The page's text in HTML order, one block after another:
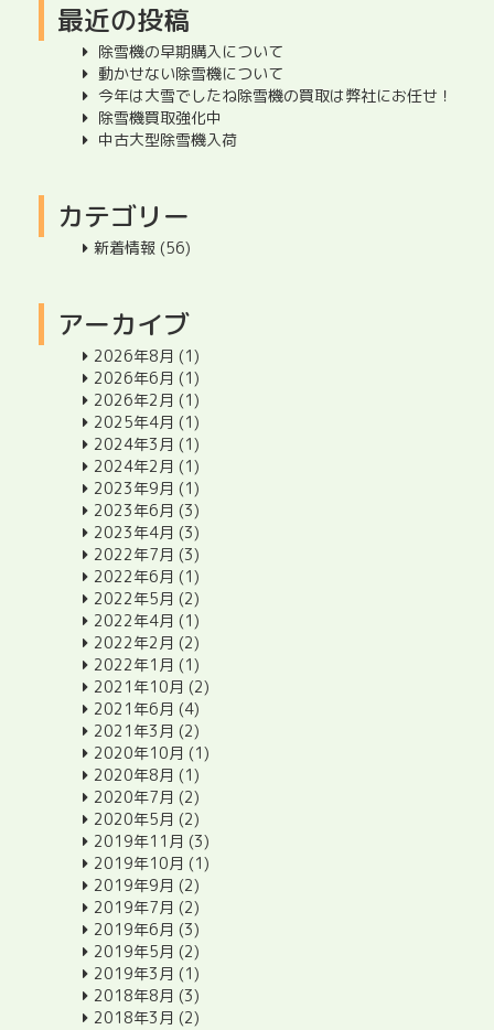
最近の投稿
除雪機の早期購入について
動かせない除雪機について
今年は大雪でしたね除雪機の買取は弊社にお任せ！
除雪機買取強化中
中古大型除雪機入荷
カテゴリー
新着情報 (56)
アーカイブ
2026年8月 (1)
2026年6月 (1)
2026年2月 (1)
2025年4月 (1)
2024年3月 (1)
2024年2月 (1)
2023年9月 (1)
2023年6月 (3)
2023年4月 (3)
2022年7月 (3)
2022年6月 (1)
2022年5月 (2)
2022年4月 (1)
2022年2月 (2)
2022年1月 (1)
2021年10月 (2)
2021年6月 (4)
2021年3月 (2)
2020年10月 (1)
2020年8月 (1)
2020年7月 (2)
2020年5月 (2)
2019年11月 (3)
2019年10月 (1)
2019年9月 (2)
2019年7月 (2)
2019年6月 (3)
2019年5月 (2)
2019年3月 (1)
2018年8月 (3)
2018年3月 (2)